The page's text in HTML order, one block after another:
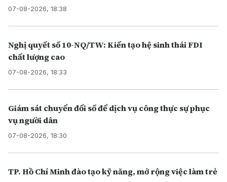
07-08-2026, 18:38
Nghị quyết số 10-NQ/TW: Kiến tạo hệ sinh thái FDI
chất lượng cao
07-08-2026, 18:33
Giám sát chuyển đổi số để dịch vụ công thực sự phục
vụ người dân
07-08-2026, 18:30
TP. Hồ Chí Minh đào tạo kỹ năng, mở rộng việc làm trẻ